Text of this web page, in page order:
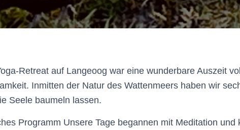
Retreat auf Langeoog war eine wunderbare Auszeit
Inmitten der Natur des Wattenmeers haben wir
Seele baumeln lassen.
Programm Unsere Tage begannen mit Meditation und